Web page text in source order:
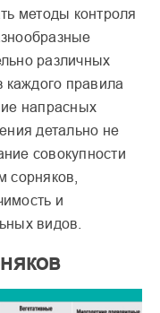
методы контро­ля
различных
каждого правила
напрасных
детально не
совокупности
сорняков,
и
видов.